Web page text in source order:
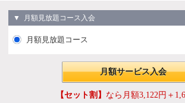
▼ 月額見放題コース入会
月額見放題コース
月額サービス入会
【セット割】 なら月額3,122円＋